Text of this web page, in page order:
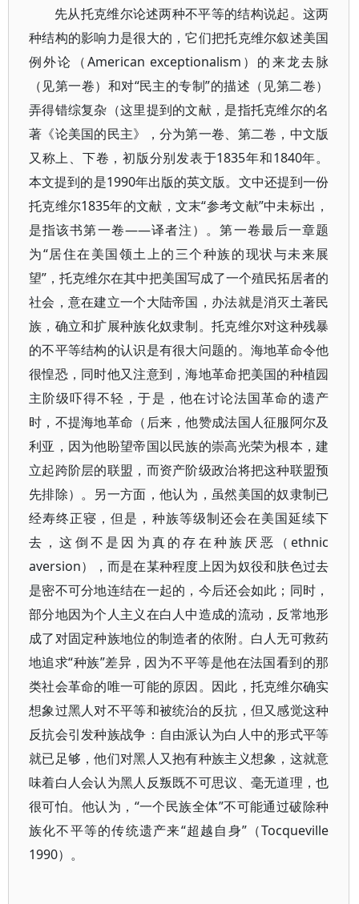
先从托克维尔论述两种不平等的结构说起。这两
种结构的影响力是很大的，它们把托克维尔叙述美国
例外论（American exceptionalism）的来龙去脉
（见第一卷）和对“民主的专制”的描述（见第二卷）
弄得错综复杂（这里提到的文献，是指托克维尔的名
著《论美国的民主》，分为第一卷、第二卷，中文版
又称上、下卷，初版分别发表于1835年和1840年。
本文提到的是1990年出版的英文版。文中还提到一份
托克维尔1835年的文献，文末“参考文献”中未标出，
是指该书第一卷——译者注）。第一卷最后一章题
为“居住在美国领土上的三个种族的现状与未来展
望”，托克维尔在其中把美国写成了一个殖民拓居者的
社会，意在建立一个大陆帝国，办法就是消灭土著民
族，确立和扩展种族化奴隶制。托克维尔对这种残暴
的不平等结构的认识是有很大问题的。海地革命令他
很惶恐，同时他又注意到，海地革命把美国的种植园
主阶级吓得不轻，于是，他在讨论法国革命的遗产
时，不提海地革命（后来，他赞成法国人征服阿尔及
利亚，因为他盼望帝国以民族的崇高光荣为根本，建
立起跨阶层的联盟，而资产阶级政治将把这种联盟预
先排除）。另一方面，他认为，虽然美国的奴隶制已
经寿终正寝，但是，种族等级制还会在美国延续下
去，这倒不是因为真的存在种族厌恶（ethnic
aversion），而是在某种程度上因为奴役和肤色过去
是密不可分地连结在一起的，今后还会如此；同时，
部分地因为个人主义在白人中造成的流动，反常地形
成了对固定种族地位的制造者的依附。白人无可救药
地追求“种族”差异，因为不平等是他在法国看到的那
类社会革命的唯一可能的原因。因此，托克维尔确实
想象过黑人对不平等和被统治的反抗，但又感觉这种
反抗会引发种族战争：自由派认为白人中的形式平等
就已足够，他们对黑人又抱有种族主义想象，这就意
味着白人会认为黑人反叛既不可思议、毫无道理，也
很可怕。他认为，“一个民族全体”不可能通过破除种
族化不平等的传统遗产来“超越自身”（Tocqueville
1990）。